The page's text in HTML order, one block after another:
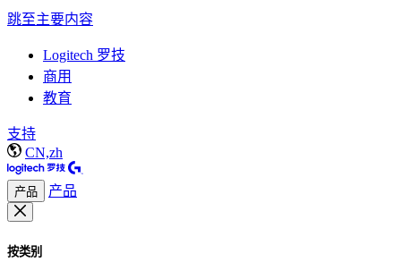
跳至主要内容
Logitech 罗技
商用
教育
支持
CN,zh
产品 产品
按类别